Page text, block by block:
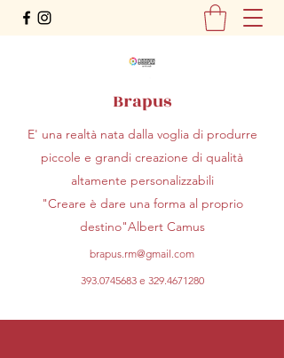
Brapus
E' una realtà nata dalla voglia di produrre
piccole e grandi creazione di qualità
altamente personalizzabili
"Creare è dare una forma al proprio
destino"Albert Camus
brapus.rm@gmail.com
393.0745683e 329.4671280